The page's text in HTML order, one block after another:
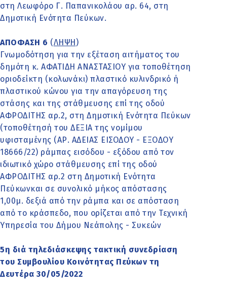
στη Λεωφόρο Γ. Παπανικολάου αρ. 64, στη
Δημοτική Ενότητα Πεύκων.
ΑΠΟΦΑΣΗ 6 (ΛΗΨΗ )
Γνωμοδότηση για την εξέταση αιτήματος του
δημότη κ. ΑΦΑΤΙΔΗ ΑΝΑΣΤΑΣΙΟΥ για τοποθέτηση
οριοδείκτη (κολωνάκι) πλαστικό κυλινδρικό ή
πλαστικού κώνου για την απαγόρευση της
στάσης και της στάθμευσης επί της οδού
ΑΦΡΟΔΙΤΗΣ αρ.2, στη Δημοτική Ενότητα Πεύκων
(τοποθέτησή του ΔΕΞΙΑ της νομίμου
υφισταμένης (ΑΡ. ΑΔΕΙΑΣ ΕΙΣΟΔΟΥ - ΕΞΟΔΟΥ
18666/22) ράμπας εισόδου - εξόδου από τον
ιδιωτικό χώρο στάθμευσης επί της οδού
ΑΦΡΟΔΙΤΗΣ αρ.2 στη Δημοτική Ενότητα
Πεύκωνκαι σε συνολικό μήκος απόστασης
1,00μ. δεξιά από την ράμπα και σε απόσταση
από το κράσπεδο, που ορίζεται από την Τεχνική
Υπηρεσία του Δήμου Νεάπολης - Συκεών
5η διά τηλεδιάσκεψης τακτική συνεδρίαση
του Συμβουλίου Κοινότητας Πεύκων τη
Δευτέρα 30/05/2022